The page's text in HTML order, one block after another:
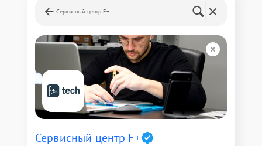
Сервисный центр F+
Сервисный центр F+